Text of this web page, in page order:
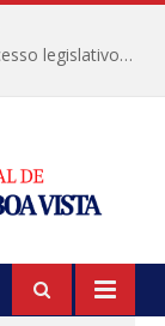
Câmara Municipal informa calendário de recesso legislativo de julho